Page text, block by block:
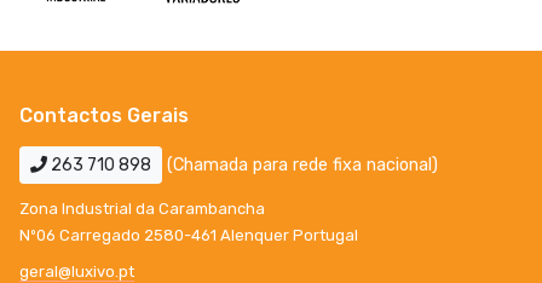
Contactos Gerais
263 710 898 (Chamada para rede fixa nacional)
Zona Industrial da Carambancha
Nº06 Carregado 2580-461 Alenquer Portugal
geral@luxivo.pt